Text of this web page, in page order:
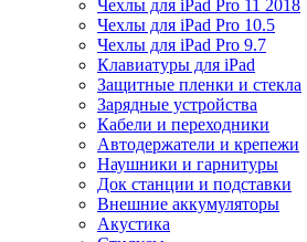
Чехлы для iPad Pro 11 2018
Чехлы для iPad Pro 10.5
Чехлы для iPad Pro 9.7
Клавиатуры для iPad
Защитные пленки и стекла
Зарядные устройства
Кабели и переходники
Автодержатели и крепежи
Наушники и гарнитуры
Док станции и подставки
Внешние аккумуляторы
Акустика